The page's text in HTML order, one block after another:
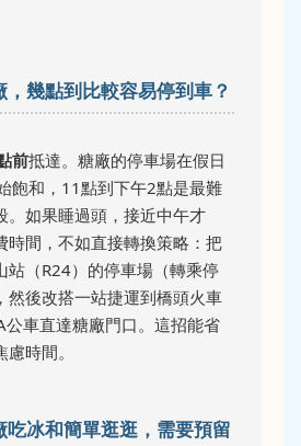
幾點到比較容易停到車？
前抵達。糖廠的停車場在假日
飽和，11點到下午2點是最難
。如果睡過頭，接近中午才
時間，不如直接轉換策略：把
站（R24）的停車場（轉乘停
然後改搭一站捷運到橋頭火車
車直達糖廠門口。這招能省
時間。
吃冰和簡單逛逛，需要預留